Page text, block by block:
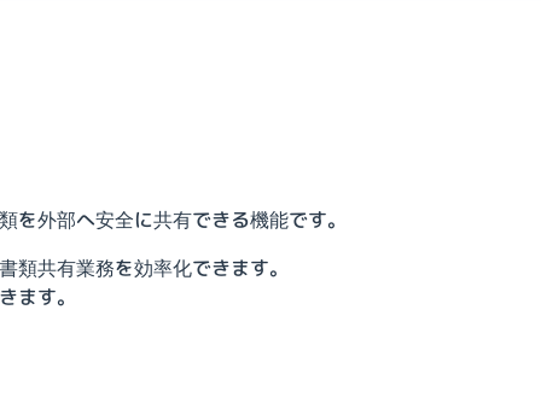
外部へ安全に共有できる機能です。
共有業務を効率化できます。
ます。